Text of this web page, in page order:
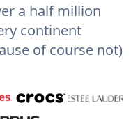
a half million
continent
of course not)